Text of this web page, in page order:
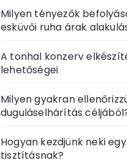
Milyen tényezők
esküvői ruha árak
A tonhal konzerv
lehetőségei
Milyen gyakran
duguláselhárítás
Hogyan kezdjünk neki
tisztításnak?